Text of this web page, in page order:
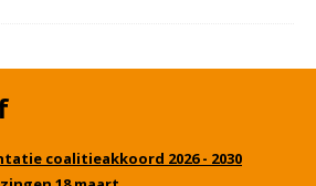
coalitieakkoord 2026 - 2030